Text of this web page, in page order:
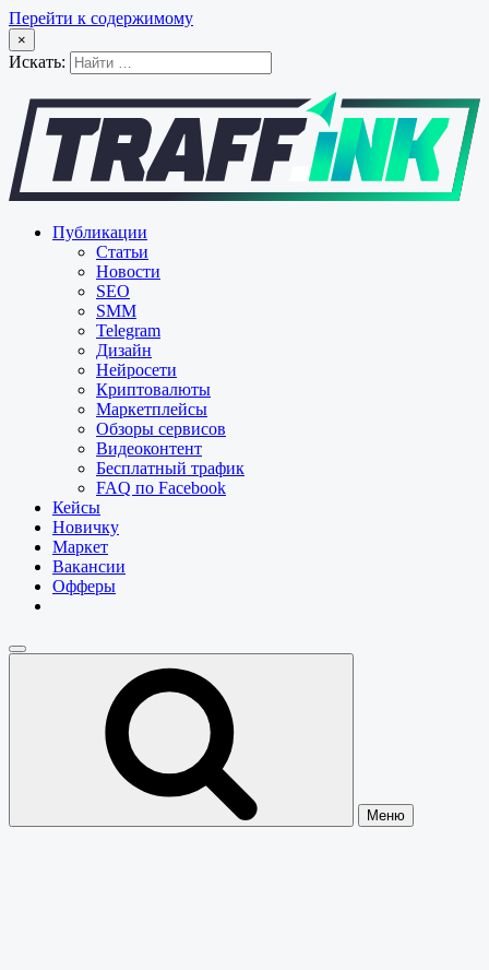
Перейти к содержимому
×
Искать:
Публикации
Статьи
Новости
SEO
SMM
Telegram
Дизайн
Нейросети
Криптовалюты
Маркетплейсы
Обзоры сервисов
Видеоконтент
Бесплатный трафик
FAQ по Facebook
Кейсы
Новичку
Маркет
Вакансии
Офферы
Меню